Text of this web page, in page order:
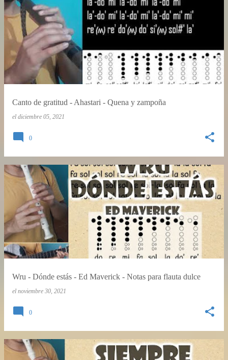
Canto de gratitud - Ahastari - Quena y zampoña
el diciembre 05, 2021
0
Wru - Dónde estás - Ed Maverick - Notas para flauta dulce
el noviembre 30, 2021
0